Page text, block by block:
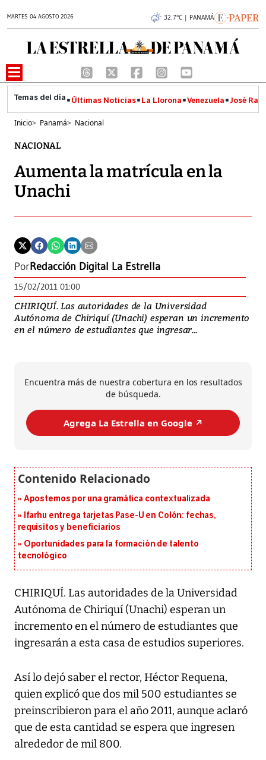
MARTES 04 AGOSTO 2026 32.7°C | PANAMÁ
Últimas Noticias La Llorona Venezuela José
Inicio> Panamá> Nacional
NACIONAL
Aumenta la matrícula en la
Unachi
PorRedacción Digital La Estrella
15/02/2011 01:00
CHIRIQUÍ. Las autoridades de la Universidad
Autónoma de Chiriquí (Unachi) esperan un incremento
en el número de estudiantes que ingresar...
Encuentra más de nuestra cobertura en los resultados
de búsqueda.
Agrega La Estrella en Google ↗️
Apostemos por una gramática contextualizada
Ifarhu entrega tarjetas Pase-U en Colón: fechas,
requisitos y beneficiarios
Oportunidades para la formación de talento
tecnológico
CHIRIQUÍ. Las autoridades de la Universidad
Autónoma de Chiriquí (Unachi) esperan un
incremento en el número de estudiantes que
ingresarán a esta casa de estudios superiores.
Así lo dejó saber el rector, Héctor Requena,
quien explicó que dos mil 500 estudiantes se
preinscribieron para el año 2011, aunque aclaró
que de esta cantidad se espera que ingresen
alrededor de mil 800.